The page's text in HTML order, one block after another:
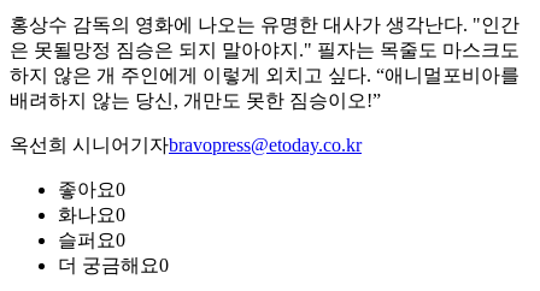
홍상수 감독의 영화에 나오는 유명한 대사가 생각난다. "인간
은 못될망정 짐승은 되지 말아야지." 필자는 목줄도 마스크도
하지 않은 개 주인에게 이렇게 외치고 싶다. “애니멀포비아를
배려하지 않는 당신, 개만도 못한 짐승이오!”
옥선희 시니어기자bravopress@etoday.co.kr
좋아요0
화나요0
슬퍼요0
더 궁금해요0